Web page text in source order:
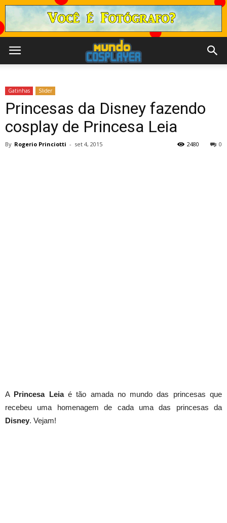
Gatinhas Slider
Princesas da Disney fazendo
cosplay de Princesa Leia
By Rogerio Princiotti - set 4, 2015 0
2480
A Princesa Leiaé tão amada no mundo das princesas que
recebeu uma homenagem de cada uma das princesas da
Disney. Vejam!